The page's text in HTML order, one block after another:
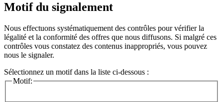
Motif du signalement
Nous effectuons systématiquement des contrôles pour vérifier la
légalité et la conformité des offres que nous diffusons. Si malgré ces
contrôles vous constatez des contenus inappropriés, vous pouvez
nous le signaler.
Sélectionnez un motif dans la liste ci-dessous :
Motif: